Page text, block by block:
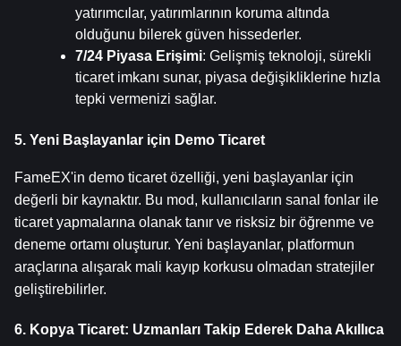
yatırımcılar, yatırımlarının koruma altında
olduğunu bilerek güven hissederler.
7/24 Piyasa Erişimi: Gelişmiş teknoloji, sürekli
ticaret imkanı sunar, piyasa değişikliklerine hızla
tepki vermenizi sağlar.
5. Yeni Başlayanlar için Demo Ticaret
FameEX'in demo ticaret özelliği, yeni başlayanlar için
değerli bir kaynaktır. Bu mod, kullanıcıların sanal fonlar ile
ticaret yapmalarına olanak tanır ve risksiz bir öğrenme ve
deneme ortamı oluşturur. Yeni başlayanlar, platformun
araçlarına alışarak mali kayıp korkusu olmadan stratejiler
geliştirebilirler.
6. Kopya Ticaret: Uzmanları Takip Ederek Daha Akıllıca